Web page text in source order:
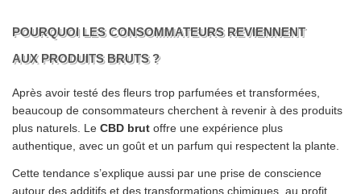
POURQUOI LES CONSOMMATEURS REVIENNENT
AUX PRODUITS BRUTS ?
Après avoir testé des fleurs trop parfumées et transformées,
beaucoup de consommateurs cherchent à revenir à des produits
plus naturels. Le CBD brut offre une expérience plus
authentique, avec un goût et un parfum qui respectent la plante.
Cette tendance s’explique aussi par une prise de conscience
autour des additifs et des transformations chimiques, au profit